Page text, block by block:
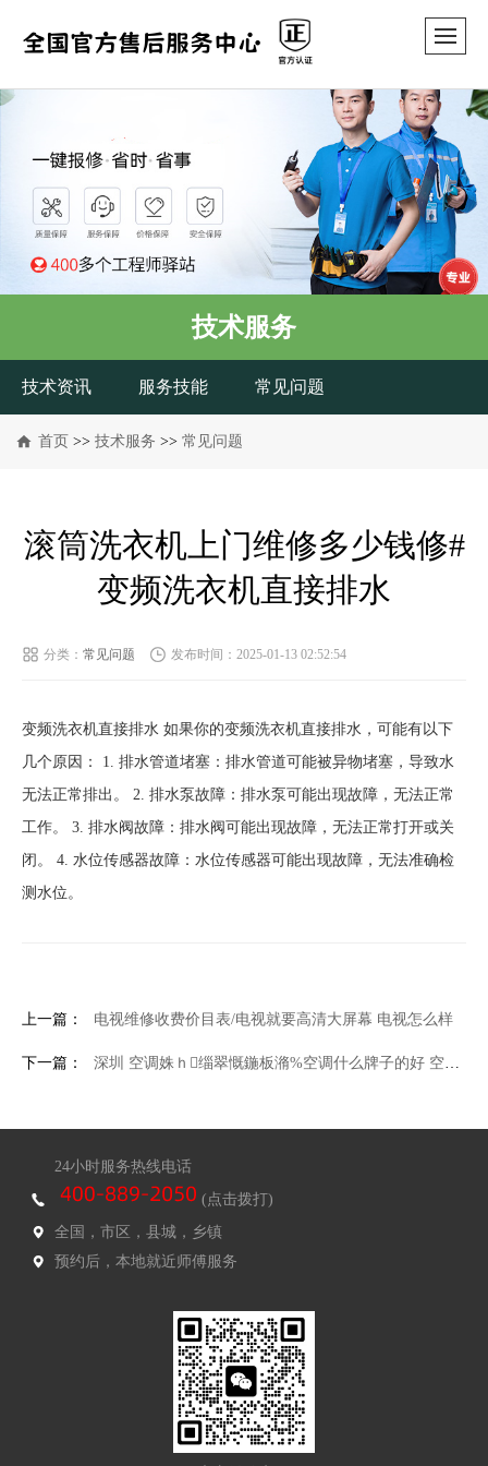
技术服务
技术资讯 服务技能 常见问题
首页 >> 技术服务 >> 常见问题
滚筒洗衣机上门维修多少钱修#
变频洗衣机直接排水
分类： 常见问题 发布时间：2025-01-13 02:52:54
变频洗衣机直接排水 如果你的变频洗衣机直接排水，可能有以下
几个原因： 1. 排水管道堵塞：排水管道可能被异物堵塞，导致水
无法正常排出。 2. 排水泵故障：排水泵可能出现故障，无法正常
工作。 3. 排水阀故障：排水阀可能出现故障，无法正常打开或关
闭。 4. 水位传感器故障：水位传感器可能出现故障，无法准确检
测水位。
上一篇： 电视维修收费价目表/电视就要高清大屏幕 电视怎么样
下一篇： 深圳 空调姝ｈ缁翠慨鍦板潃%空调什么牌子的好 空调品牌排名
24小时服务热线电话
(点击拨打)
全国，市区，县城，乡镇
预约后，本地就近师傅服务